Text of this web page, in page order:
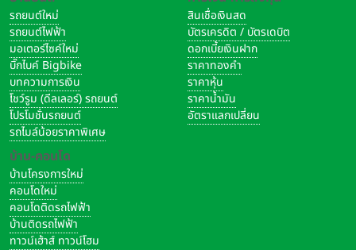
รถยนต์ใหม่
รถยนต์ไฟฟ้า
มอเตอร์ไซค์ใหม่
บิ๊กไบค์ Bigbike
บทความการเงิน
โชว์รูม (ดีลเลอร์) รถยนต์
โปรโมชั่นรถยนต์
รถไมล์น้อยราคาพิเศษ
บ้าน-คอนโด
บ้านโครงการใหม่
คอนโดใหม่
คอนโดติดรถไฟฟ้า
บ้านติดรถไฟฟ้า
ทาวน์เฮ้าส์ ทาวน์โฮม
สินเชื่อเงินสด
บัตรเครดิต / บัตรเดบิต
ดอกเบี้ยเงินฝาก
ราคาทองคำ
ราคาหุ้น
ราคาน้ำมัน
อัตราแลกเปลี่ยน